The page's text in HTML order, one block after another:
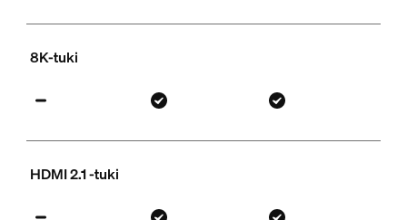
8K-tuki
HDMI 2.1 -tuki